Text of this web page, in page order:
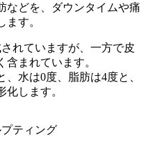
などを、ダウンタイムや痛
ます。
れていますが、一方で皮
まれています。
水は0度、脂肪は4度と、
化します。